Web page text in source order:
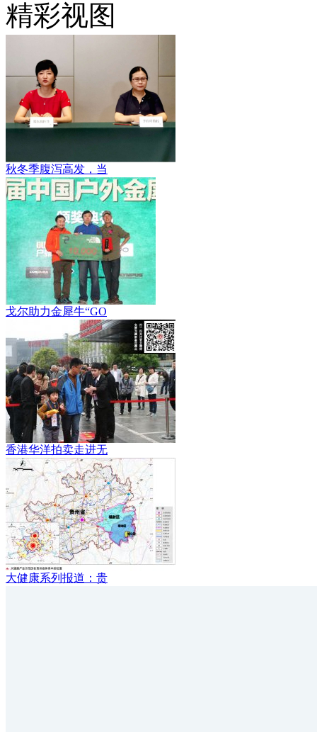
精彩视图
秋冬季腹泻高发，当
戈尔助力金犀牛“GO
香港华洋拍卖走进无
大健康系列报道：贵